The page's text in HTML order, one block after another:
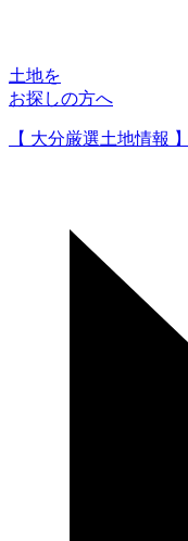
土地を
お探しの方へ
【 大分厳選土地情報 】